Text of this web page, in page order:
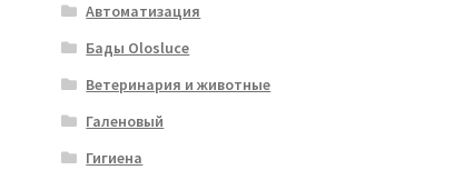
Автоматизация
Бады Olosluce
Ветеринария и животные
Галеновый
Гигиена